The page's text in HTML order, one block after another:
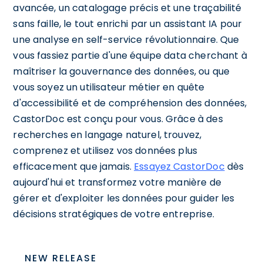
avancée, un catalogage précis et une traçabilité
sans faille, le tout enrichi par un assistant IA pour
une analyse en self-service révolutionnaire. Que
vous fassiez partie d'une équipe data cherchant à
maîtriser la gouvernance des données, ou que
vous soyez un utilisateur métier en quête
d'accessibilité et de compréhension des données,
CastorDoc est conçu pour vous. Grâce à des
recherches en langage naturel, trouvez,
comprenez et utilisez vos données plus
efficacement que jamais. Essayez CastorDoc dès
aujourd'hui et transformez votre manière de
gérer et d'exploiter les données pour guider les
décisions stratégiques de votre entreprise.
NEW RELEASE